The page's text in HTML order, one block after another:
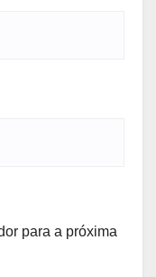
para a próxima